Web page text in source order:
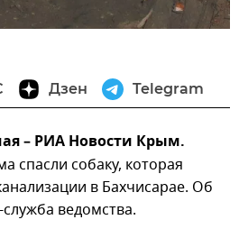
Дзен Telegram
– РИА Новости Крым.
спасли собаку, которая
в Бахчисарае. Об
ведомства.